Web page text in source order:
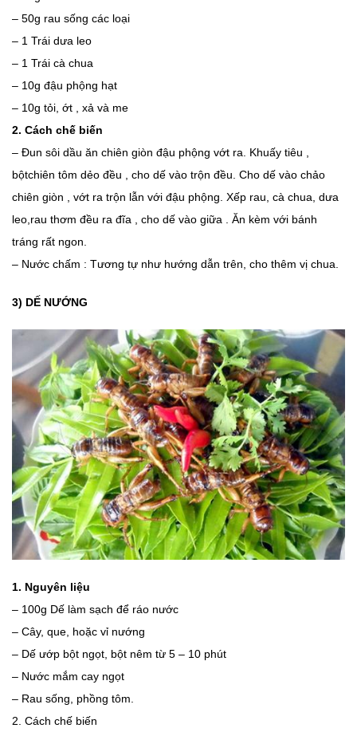
– 50g rau sống các loại
– 1 Trái dưa leo
– 1 Trái cà chua
– 10g đậu phộng hạt
– 10g tỏi, ớt , xả và me
2. Cách chế biến
– Đun sôi dầu ăn chiên giòn đậu phộng vớt ra. Khuấy tiêu ,
bộtchiên tôm dẻo đều , cho dế vào trộn đều. Cho dế vào chảo
chiên giòn , vớt ra trộn lẫn với đậu phộng. Xếp rau, cà chua, dưa
leo,rau thơm đều ra đĩa , cho dế vào giữa . Ăn kèm với bánh
tráng rất ngon.
– Nước chấm : Tương tự như hướng dẫn trên, cho thêm vị chua.
3) DẾ NƯỚNG
1. Nguyên liệu
– 100g Dế làm sạch để ráo nước
– Cây, que, hoặc vỉ nướng
– Dế ướp bột ngọt, bột nêm từ 5 – 10 phút
– Nước mắm cay ngọt
– Rau sống, phồng tôm.
2. Cách chế biến